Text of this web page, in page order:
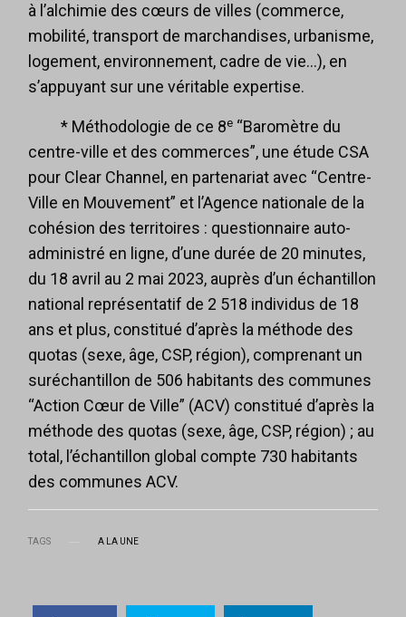
à l’alchimie des cœurs de villes (commerce,
mobilité, transport de marchandises, urbanisme,
logement, environnement, cadre de vie…), en
s’appuyant sur une véritable expertise.
* Méthodologie de ce 8e “Baromètre du
centre-ville et des commerces”, une étude CSA
pour Clear Channel, en partenariat avec “Centre-
Ville en Mouvement” et l’Agence nationale de la
cohésion des territoires : questionnaire auto-
administré en ligne, d’une durée de 20 minutes,
du 18 avril au 2 mai 2023, auprès d’un échantillon
national représentatif de 2 518 individus de 18
ans et plus, constitué d’après la méthode des
quotas (sexe, âge, CSP, région), comprenant un
suréchantillon de 506 habitants des communes
“Action Cœur de Ville” (ACV) constitué d’après la
méthode des quotas (sexe, âge, CSP, région) ; au
total, l’échantillon global compte 730 habitants
des communes ACV.
TAGS A LA UNE